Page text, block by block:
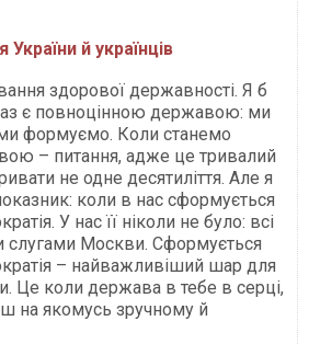
й українців
здорової державності. Я б
є повноцінною державою: ми
формуємо. Коли станемо
– питання, адже це тривалий
не одне десятиліття. Але я
коли в нас сформується
У нас її ніколи не було: всі
слугами Москви. Сформується
– найважливіший шар для
Це коли держава в тебе в серці,
на якомусь зручному й